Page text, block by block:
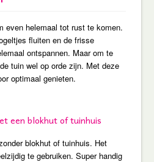
even helemaal tot rust te komen.
fluiten en de frisse
ontspannen. Maar om te
tuin wel op orde zijn. Met deze
optimaal genieten.
een blokhut of tuinhuis
blokhut of tuinhuis. Het
te gebruiken. Super handig